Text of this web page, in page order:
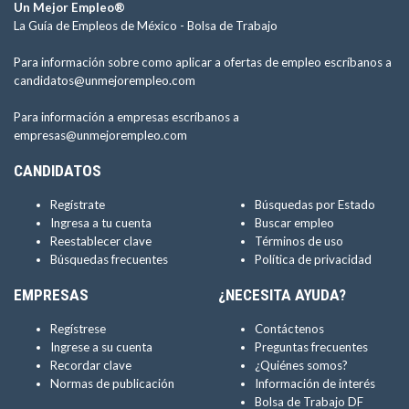
Un Mejor Empleo®
La Guía de Empleos de México - Bolsa de Trabajo
Para información sobre como aplicar a ofertas de empleo escríbanos a
candidatos@unmejorempleo.com
Para información a empresas escríbanos a
empresas@unmejorempleo.com
CANDIDATOS
Regístrate
Ingresa a tu cuenta
Reestablecer clave
Búsquedas frecuentes
Búsquedas por Estado
Buscar empleo
Términos de uso
Política de privacidad
EMPRESAS
Regístrese
Ingrese a su cuenta
Recordar clave
Normas de publicación
¿NECESITA AYUDA?
Contáctenos
Preguntas frecuentes
¿Quiénes somos?
Información de interés
Bolsa de Trabajo DF